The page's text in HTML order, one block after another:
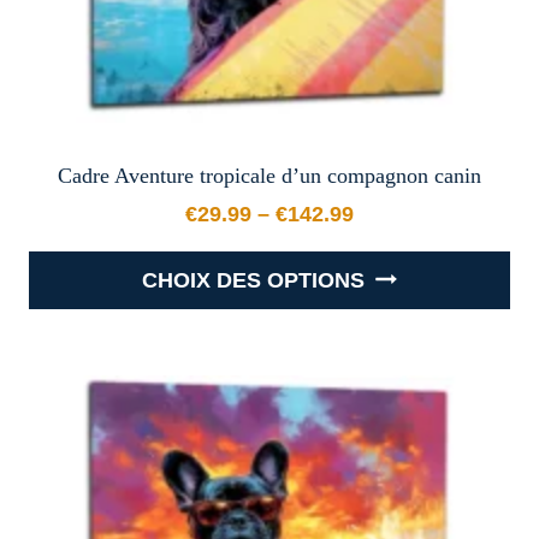
Cadre Aventure tropicale d’un compagnon canin
€29.99 – €142.99
Plage de prix : €29.99 à
CHOIX DES OPTIONS
a
plusieurs
variations.
Les
options